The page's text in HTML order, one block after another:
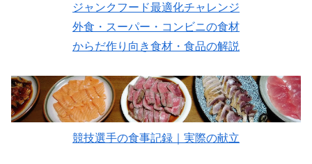
ジャンクフード最適化チャレンジ
外食・スーパー・コンビニの食材
からだ作り向き食材・食品の解説
競技選手の食事記録｜実際の献立